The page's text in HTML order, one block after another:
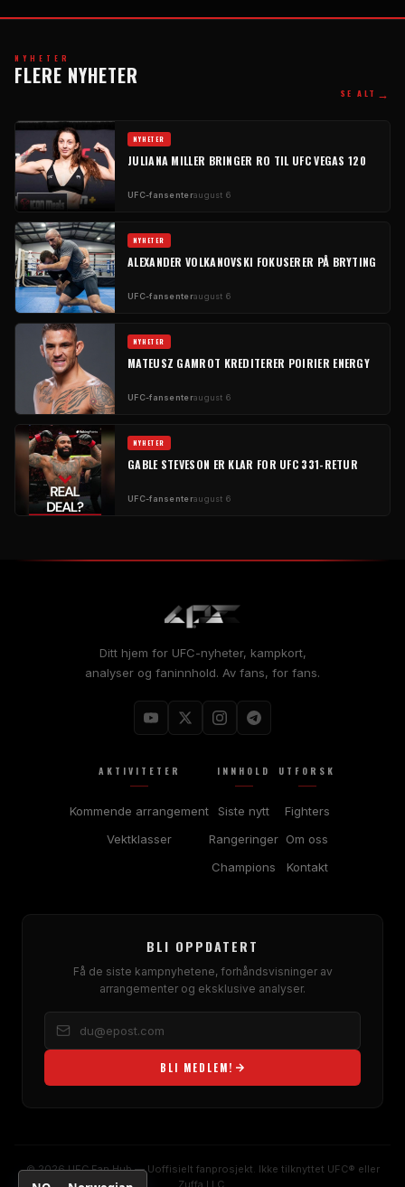
NYHETER
FLERE NYHETER
SE ALT →
NYHETER
JULIANA MILLER BRINGER RO TIL UFC VEGAS 120
UFC-fansenteraugust 6
NYHETER
ALEXANDER VOLKANOVSKI FOKUSERER PÅ BRYTING
UFC-fansenteraugust 6
NYHETER
MATEUSZ GAMROT KREDITERER POIRIER ENERGY
UFC-fansenteraugust 6
NYHETER
GABLE STEVESON ER KLAR FOR UFC 331-RETUR
UFC-fansenteraugust 6
Ditt hjem for UFC-nyheter, kampkort,
analyser og faninnhold. Av fans, for fans.
AKTIVITETER
Kommende arrangement
Vektklasser
INNHOLD
Siste nytt
Rangeringer
Champions
UTFORSK
Fighters
Om oss
Kontakt
BLI OPPDATERT
Få de siste kampnyhetene, forhåndsvisninger av
arrangementer og eksklusive analyser.
BLI MEDLEM!
© 2026 UFC Fan Hub — Uoffisielt fanprosjekt. Ikke tilknyttet UFC® eller
Zuffa LLC.